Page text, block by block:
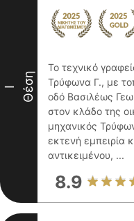
I Θέση
Το τεχνικό
Τρύφωνα Γ., με
οδό Βασιλέως
στον κλάδο της
μηχανικός
εκτενή εμπειρία
αντικειμένου, ...
8.9